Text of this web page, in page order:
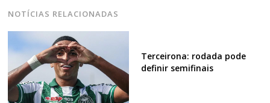
NOTÍCIAS RELACIONADAS
Terceirona: rodada pode
definir semifinais